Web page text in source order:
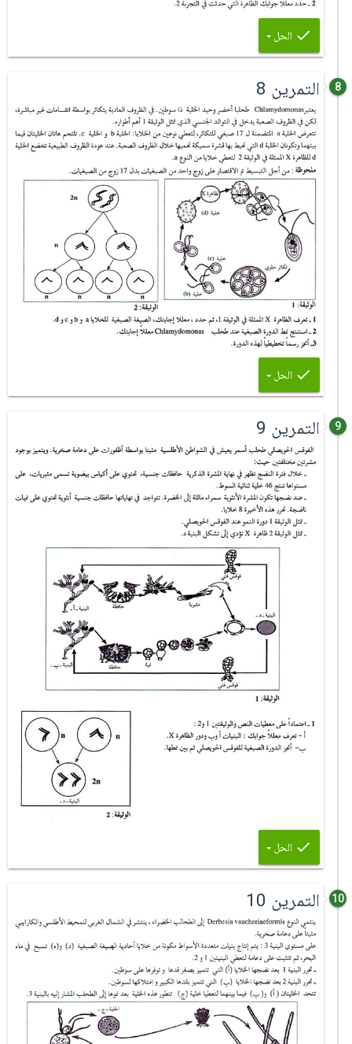
الحل
8 التمرين 8
الحل
9 التمرين 9
الحل
10 التمرين 10